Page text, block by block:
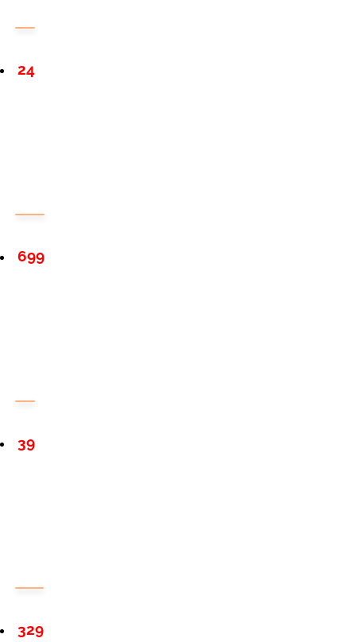
24
699
39
329